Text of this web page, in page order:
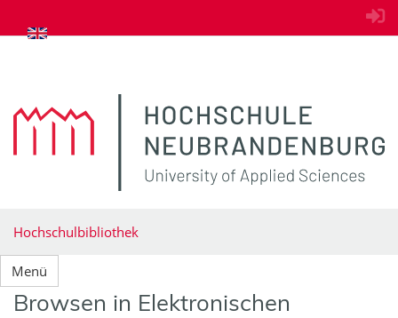
zum Inhalt springen
Hochschulbibliothek
Menü
Browsen in Elektronischen